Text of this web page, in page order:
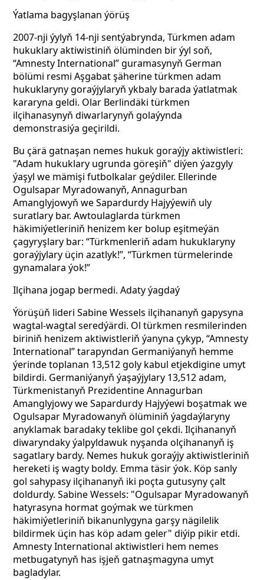
Ýatlama bagyşlanan ýörüş
2007-nji ýylyň 14-nji sentýabrynda, Türkmen adam
hukuklary aktiwistiniň ölüminden bir ýyl soň,
“Amnesty International” guramasynyň German
bölümi resmi Aşgabat şäherine türkmen adam
hukuklaryny goraýjylaryň ykbaly barada ýatlatmak
kararyna geldi. Olar Berlindäki türkmen
ilçihanasynyň diwarlarynyň golaýynda
demonstrasiýa geçirildi.
Bu çärä gatnaşan nemes hukuk goraýjy aktiwistleri:
"Adam hukuklary ugrunda göreşiň" diýen ýazgyly
ýaşyl we mämişi futbolkalar geýdiler. Ellerinde
Ogulsapar Myradowanyň, Annagurban
Amanglyjowyň we Sapardurdy Hajyýewiň uly
suratlary bar. Awtoulaglarda türkmen
häkimiýetleriniň henizem ker bolup eşitmeýän
çagyryşlary bar: “Türkmenleriň adam hukuklaryny
goraýjylary üçin azatlyk!”, “Türkmen türmelerinde
gynamalara ýok!”
Ilçihana jogap bermedi. Adaty ýagdaý
Ýörüşüň lideri Sabine Wessels ilçihananyň gapysyna
wagtal-wagtal seredýärdi. Ol türkmen resmilerinden
biriniň henizem aktiwistleriň ýanyna çykyp, “Amnesty
International” tarapyndan Germaniýanyň hemme
ýerinde toplanan 13,512 goly kabul etjekdigine umyt
bildirdi. Germaniýanyň ýaşaýjylary 13,512 adam,
Türkmenistanyň Prezidentine Annagurban
Amanglyjowy we Sapardurdy Hajyýewi boşatmak we
Ogulsapar Myradowanyň ölüminiň ýagdaýlaryny
anyklamak baradaky teklibe gol çekdi. Ilçihananyň
diwaryndaky ýalpyldawuk nyşanda olçihananyň iş
sagatlary bardy. Nemes hukuk goraýjy aktiwistleriniň
hereketi iş wagty boldy. Emma täsir ýok. Köp sanly
gol sahypasy ilçihananyň iki poçta gutusyny çalt
doldurdy. Sabine Wessels: "Ogulsapar Myradowanyň
hatyrasyna hormat goýmak we türkmen
häkimiýetleriniň bikanunlygyna garşy nägilelik
bildirmek üçin has köp adam geler" diýip pikir etdi.
Amnesty International aktiwistleri hem nemes
metbugatynyň has işjeň gatnaşmagyna umyt
bagladylar.